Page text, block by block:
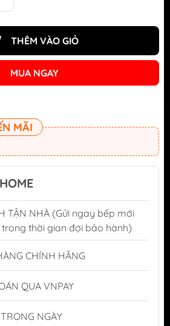
THÊM VÀO GIỎ
MUA NGAY
MÃI
TẬN NHÀ (Gửi ngay bếp mới
thời gian đợi bảo hành)
CHÍNH HÃNG
QUA VNPAY
NGÀY